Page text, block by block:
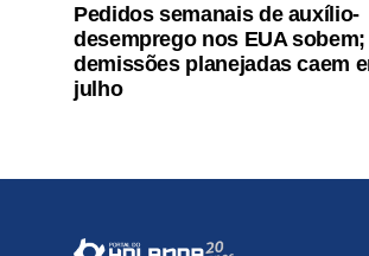
Pedidos semanais de auxílio-
desemprego nos EUA sobem;
demissões planejadas caem
julho